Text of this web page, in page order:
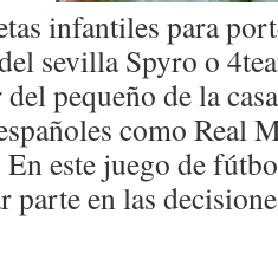
infantiles para
sevilla Spyro o
pequeño de la
como Real
este juego de
parte en las